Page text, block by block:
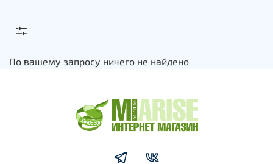
По вашему запросу ничего не найдено